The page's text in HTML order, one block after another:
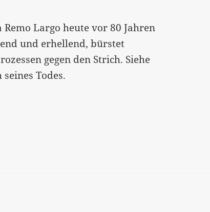
Largo heute vor 80 Jahren
und erhellend, bürstet
gegen den Strich. Siehe
Todes.